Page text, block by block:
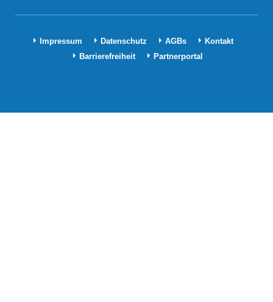
Impressum Datenschutz AGBs
Kontakt
Barrierefreiheit
Partnerportal